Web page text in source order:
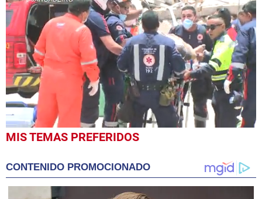
0
seconds
minute,
30
seconds
MIS TEMAS PREFERIDOS
CONTENIDO PROMOCIONADO